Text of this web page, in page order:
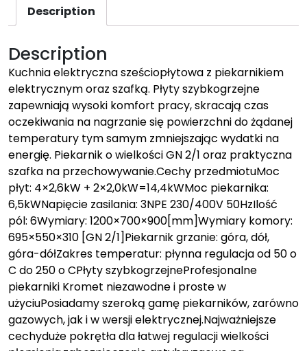
Description
Description
Kuchnia elektryczna sześciopłytowa z piekarnikiem
elektrycznym oraz szafką. Płyty szybkogrzejne
zapewniają wysoki komfort pracy, skracają czas
oczekiwania na nagrzanie się powierzchni do żądanej
temperatury tym samym zmniejszając wydatki na
energię. Piekarnik o wielkości GN 2/1 oraz praktyczna
szafka na przechowywanie.Cechy przedmiotuMoc
płyt: 4×2,6kW + 2×2,0kW=14,4kWMoc piekarnika:
6,5kWNapięcie zasilania: 3NPE 230/400V 50HzIlość
pól: 6Wymiary: 1200×700×900[mm]Wymiary komory:
695×550×310 [GN 2/1]Piekarnik grzanie: góra, dół,
góra-dółZakres temperatur: płynna regulacja od 50 o
C do 250 o CPłyty szybkogrzejneProfesjonalne
piekarniki Kromet niezawodne i proste w
użyciuPosiadamy szeroką gamę piekarników, zarówno
gazowych, jak i w wersji elektrycznej.Najważniejsze
cechyduże pokrętła dla łatwej regulacji wielkości